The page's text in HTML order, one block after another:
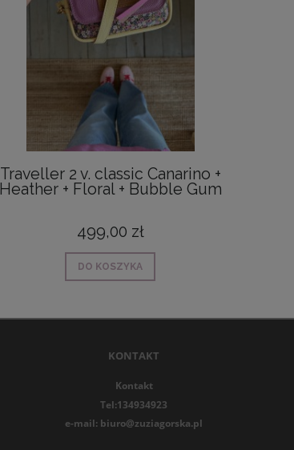
Traveller 2 v. classic Canarino +
Heather + Floral + Bubble Gum
499,00 zł
DO KOSZYKA
KONTAKT
Kontakt
Tel:134934923
e-mail: biuro@zuziagorska.pl